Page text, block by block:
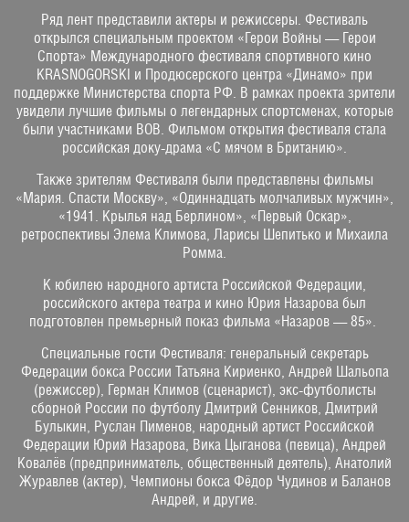
Ряд лент представили актеры и режиссеры. Фестиваль
открылся специальным проектом «Герои Войны — Герои
Спорта» Международного фестиваля спортивного кино
KRASNOGORSKI и Продюсерского центра «Динамо» при
поддержке Министерства спорта РФ. В рамках проекта зрители
увидели лучшие фильмы о легендарных спортсменах, которые
были участниками ВОВ. Фильмом открытия фестиваля стала
российская доку-драма «С мячом в Британию».
Также зрителям Фестиваля были представлены фильмы
«Мария. Спасти Москву», «Одиннадцать молчаливых мужчин»,
«1941. Крылья над Берлином», «Первый Оскар»,
ретроспективы Элема Климова, Ларисы Шепитько и Михаила
Ромма.
К юбилею народного артиста Российской Федерации,
российского актера театра и кино Юрия Назарова был
подготовлен премьерный показ фильма «Назаров — 85».
Специальные гости Фестиваля: генеральный секретарь
Федерации бокса России Татьяна Кириенко, Андрей Шальопа
(режиссер), Герман Климов (сценарист), экс-футболисты
сборной России по футболу Дмитрий Сенников, Дмитрий
Булыкин, Руслан Пименов, народный артист Российской
Федерации Юрий Назарова, Вика Цыганова (певица), Андрей
Ковалёв (предприниматель, общественный деятель), Анатолий
Журавлев (актер), Чемпионы бокса Фёдор Чудинов и Баланов
Андрей, и другие.